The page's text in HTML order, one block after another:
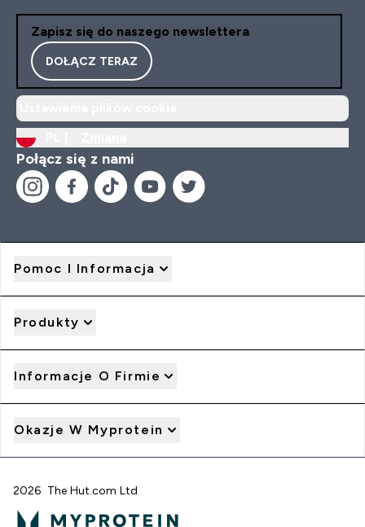
Zapisz się do naszego newslettera
DOŁĄCZ TERAZ
Połącz się z nami
Pomoc I Informacja
Produkty
Informacje O Firmie
Okazje W Myprotein
2026 The Hut.com Ltd